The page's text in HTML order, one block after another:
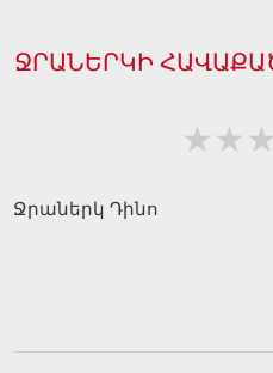
ՋՐԱՆԵՐԿԻ
Ջրաներկ Դինո